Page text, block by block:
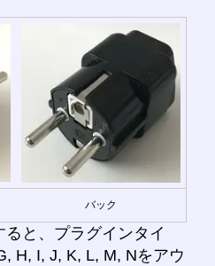
バック
と、プラグインタイ
H, I, J, K, L, M, Nをアウ